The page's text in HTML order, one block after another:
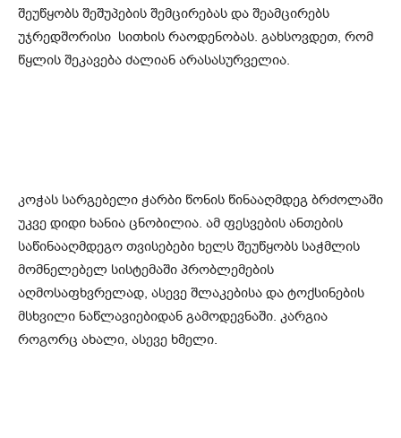
შეუწყობს შეშუპების შემცირებას და შეამცირებს
უჯრედშორისი სითხის რაოდენობას. გახსოვდეთ, რომ
წყლის შეკავება ძალიან არასასურველია.
კოჭას სარგებელი ჭარბი წონის წინააღმდეგ ბრძოლაში
უკვე დიდი ხანია ცნობილია. ამ ფესვების ანთების
საწინააღმდეგო თვისებები ხელს შეუწყობს საჭმლის
მომნელებელ სისტემაში პრობლემების
აღმოსაფხვრელად, ასევე შლაკებისა და ტოქსინების
მსხვილი ნაწლავიებიდან გამოდევნაში. კარგია
როგორც ახალი, ასევე ხმელი.